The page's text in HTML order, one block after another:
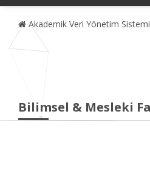
Akademik Veri Yönetim Sistemi
Bilimsel & Mesleki